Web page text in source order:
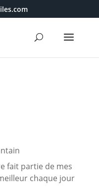
fait partie de mes
chaque jour